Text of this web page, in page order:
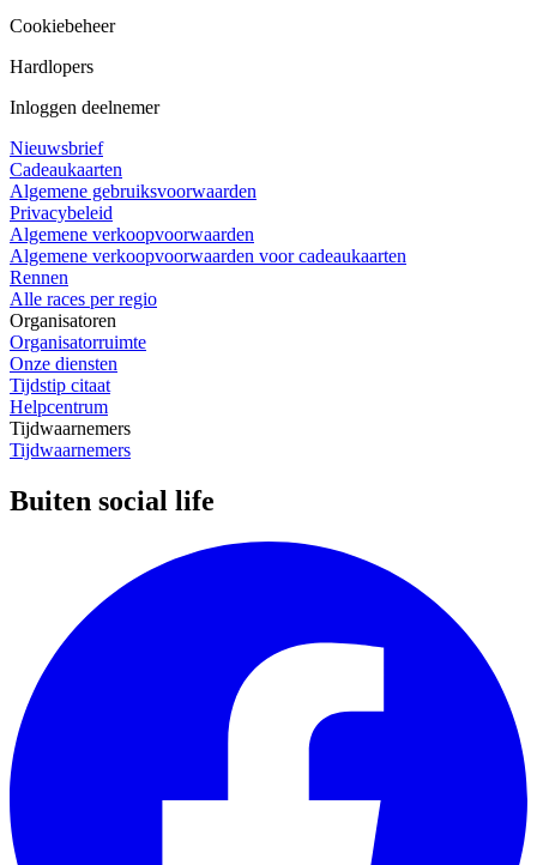
Cookiebeheer
Hardlopers
Inloggen deelnemer
Nieuwsbrief
Cadeaukaarten
Algemene gebruiksvoorwaarden
Privacybeleid
Algemene verkoopvoorwaarden
Algemene verkoopvoorwaarden voor cadeaukaarten
Rennen
Alle races per regio
Organisatoren
Organisatorruimte
Onze diensten
Tijdstip citaat
Helpcentrum
Tijdwaarnemers
Tijdwaarnemers
Buiten social life